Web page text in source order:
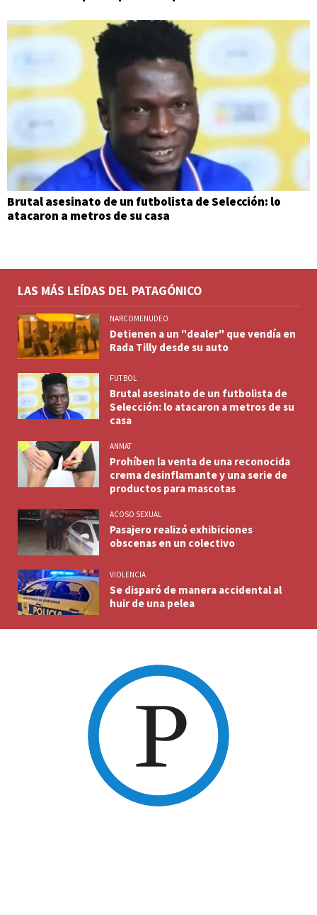
Brutal asesinato de un futbolista de Selección: lo
atacaron a metros de su casa
LAS MÁS LEÍDAS DEL PATAGÓNICO
NARCOMENUDEO
Detienen a un "dealer" que vendía en
Rada Tilly desde su auto
FUTBOL
Brutal asesinato de un futbolista de
Selección: lo atacaron a metros de su
casa
ANMAT
Prohíben la venta de una reconocida
crema desinflamante y una serie de
productos para mascotas
ACOSO SEXUAL
Pasajero realizó exhibiciones
obscenas en un colectivo
VIOLENCIA
Se disparó de manera accidental al
huir de una pelea